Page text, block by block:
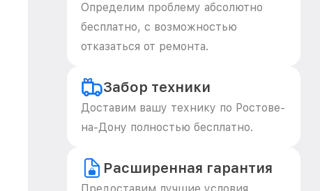
Определим проблему абсолютно
бесплатно, с возможностью
отказаться от ремонта.
Забор техники
Доставим вашу технику по Ростове-
на-Дону полностью бесплатно.
Расширенная гарантия